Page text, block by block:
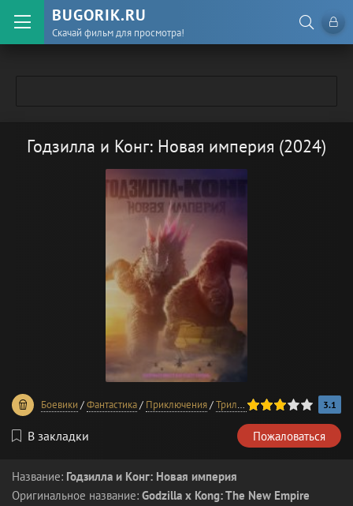
BUGORIK.RU
Скачай фильм для просмотра!
Годзилла и Конг: Новая империя (2024)
Боевики /Фантастика/ Приключения/Триллеры /Фильмы 2024 года
60 1 2 3 4 5 3.1
В закладки Пожаловаться
Название: Годзилла и Конг: Новая империя
Оригинальное название: Godzilla x Kong: The New Empire